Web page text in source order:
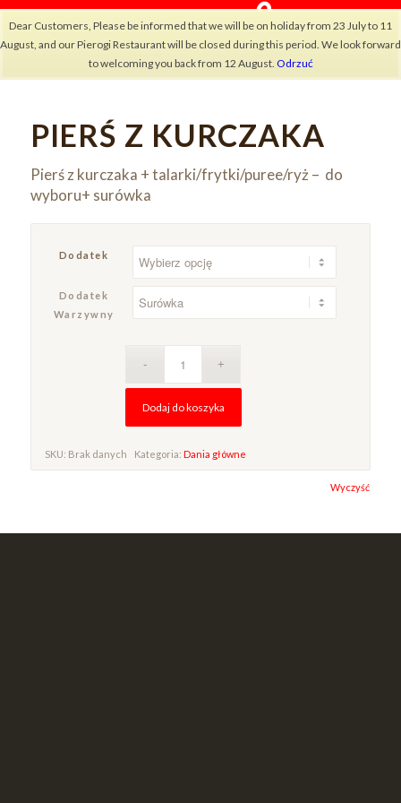
Dear Customers, Please be informed that we will be on holiday from 23 July to 11
August, and our Pierogi Restaurant will be closed during this period. We look forward
to welcoming you back from 12 August. Odrzuć
PIERŚ Z KURCZAKA
Pierś z kurczaka + talarki/frytki/puree/ryż – do
wyboru+ surówka
Dodatek
Dodatek
Warzywny
Wyczyść
Dodaj do koszyka
SKU: Brak danych Kategoria: Dania główne